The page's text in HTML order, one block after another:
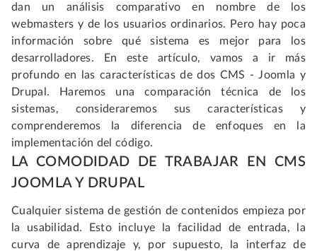
dan un análisis comparativo en nombre de los
webmasters y de los usuarios ordinarios. Pero hay poca
información sobre qué sistema es mejor para los
desarrolladores. En este artículo, vamos a ir más
profundo en las características de dos CMS - Joomla y
Drupal. Haremos una comparación técnica de los
sistemas, consideraremos sus características y
comprenderemos la diferencia de enfoques en la
implementación del código.
LA COMODIDAD DE TRABAJAR EN CMS
JOOMLA Y DRUPAL
Cualquier sistema de gestión de contenidos empieza por
la usabilidad. Esto incluye la facilidad de entrada, la
curva de aprendizaje y, por supuesto, la interfaz de